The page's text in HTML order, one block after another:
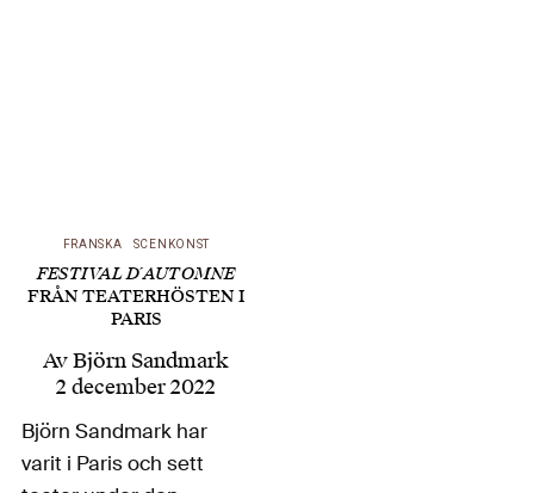
bevandrad och
personligt hållen
introduktionsbok,
Derfor Shakespeare.
En rakt igenom…
FRANSKA SCENKONST
FESTIVAL D´AUTOMNE
FRÅN TEATERHÖSTEN I
PARIS
AvBjörn Sandmark
2 december 2022
Björn Sandmark har
varit i Paris och sett